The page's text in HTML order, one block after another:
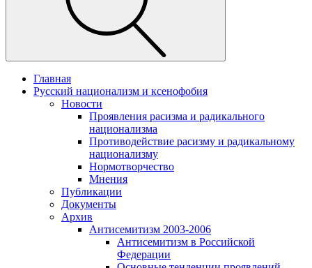
Главная
Русский национализм и ксенофобия
Новости
Проявления расизма и радикального
национализма
Противодействие расизму и радикальному
национализму
Нормотворчество
Мнения
Публикации
Документы
Архив
Антисемитизм 2003-2006
Антисемитизм в Российской
Федерации